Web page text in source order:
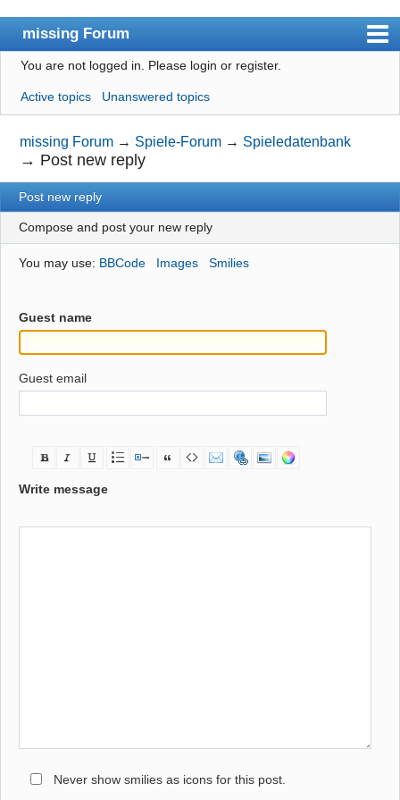
missing Forum
missingno.de
Index
User list
Search
Register
Login
You are not logged in. Please login or register.
Active topics Unanswered topics
missing Forum → Spiele-Forum → Spieledatenbank
→ Post new reply
Post new reply
Compose and post your new reply
You may use: BBCode Images Smilies
Guest name
Guest email
Write message
Never show smilies as icons for this post.